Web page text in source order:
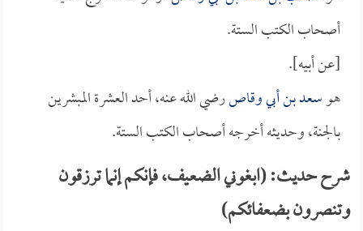
أصحاب الكتب الستة.
[عن أبيه].
هوسعد بن أبي وقاصرضي الله عنه، أحد العشرة المبشرين
بالجنة، وحديثه أخرجه أصحاب الكتب الستة.
شرح حديث: (ابغوني الضعيف، فإنكم إنما ترزقون
وتنصرون بضعفائكم)